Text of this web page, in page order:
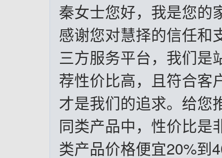
秦女士您好，我是您的
感谢您对慧择的信任和
三方服务平台，我们是
荐性价比高，且符合客
才是我们的追求。给您
同类产品中，性价比是
类产品价格便宜20%到